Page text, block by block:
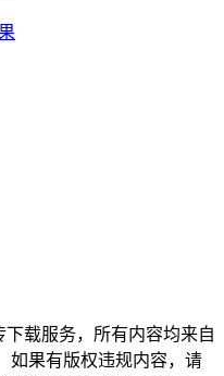
载服务，所有内容均来自
如果有版权违规内容，请